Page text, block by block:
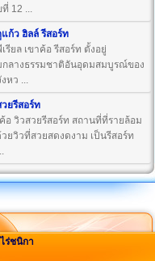
12 ...
ก้ว ฮิลล์ รีสอร์ท
รียล เขาค้อ รีสอร์ท ตั้งอยู่
ลางธรรมชาติอันอุดมสมบูรณ์ของ
หว ...
ยรีสอร์ท
อ วิวสวยรีสอร์ท สถานที่ที่รายล้อม
ยวิวที่สวยสดงดงาม เป็นรีสอร์ท
ร่ชนิกา